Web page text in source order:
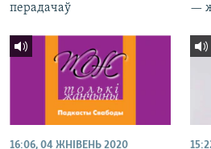
перадачаў
—
16:06, 04 ЖНІВЕНЬ 2020